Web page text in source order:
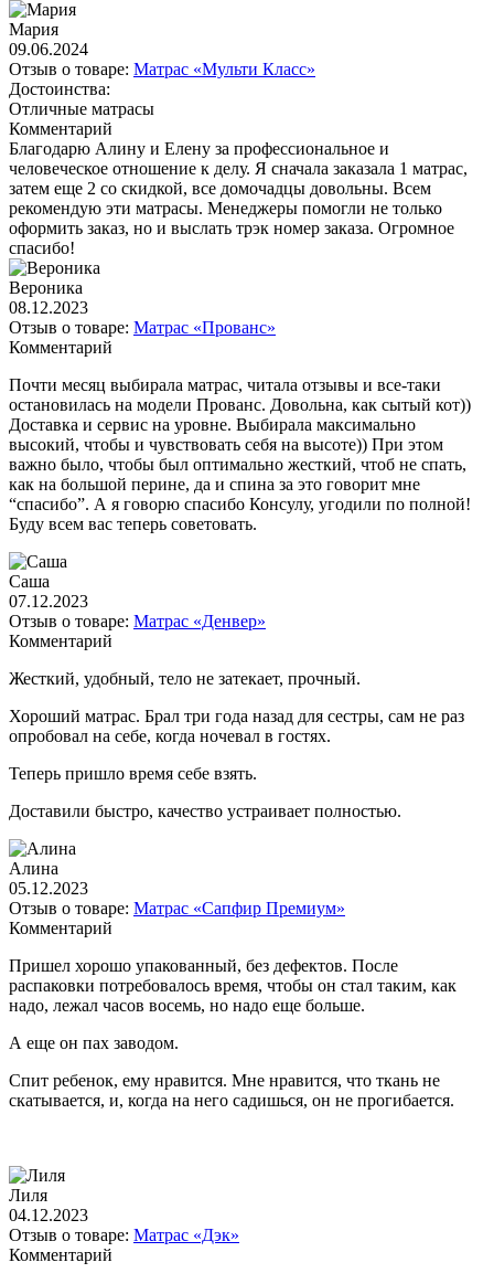
Мария
09.06.2024
Отзыв о товаре: Матрас «Мульти Класс»
Достоинства:
Отличные матрасы
Комментарий
Благодарю Алину и Елену за профессиональное и
человеческое отношение к делу. Я сначала заказала 1 матрас,
затем еще 2 со скидкой, все домочадцы довольны. Всем
рекомендую эти матрасы. Менеджеры помогли не только
оформить заказ, но и выслать трэк номер заказа. Огромное
спасибо!
Вероника
08.12.2023
Отзыв о товаре: Матрас «Прованс»
Комментарий
Почти месяц выбирала матрас, читала отзывы и все-таки
остановилась на модели Прованс. Довольна, как сытый кот))
Доставка и сервис на уровне. Выбирала максимально
высокий, чтобы и чувствовать себя на высоте)) При этом
важно было, чтобы был оптимально жесткий, чтоб не спать,
как на большой перине, да и спина за это говорит мне
“спасибо”. А я говорю спасибо Консулу, угодили по полной!
Буду всем вас теперь советовать.
Саша
07.12.2023
Отзыв о товаре: Матрас «Денвер»
Комментарий
Жесткий, удобный, тело не затекает, прочный.
Хороший матрас. Брал три года назад для сестры, сам не раз
опробовал на себе, когда ночевал в гостях.
Теперь пришло время себе взять.
Доставили быстро, качество устраивает полностью.
Алина
05.12.2023
Отзыв о товаре: Матрас «Сапфир Премиум»
Комментарий
Пришел хорошо упакованный, без дефектов. После
распаковки потребовалось время, чтобы он стал таким, как
надо, лежал часов восемь, но надо еще больше.
А еще он пах заводом.
Спит ребенок, ему нравится. Мне нравится, что ткань не
скатывается, и, когда на него садишься, он не прогибается.
Лиля
04.12.2023
Отзыв о товаре: Матрас «Дэк»
Комментарий